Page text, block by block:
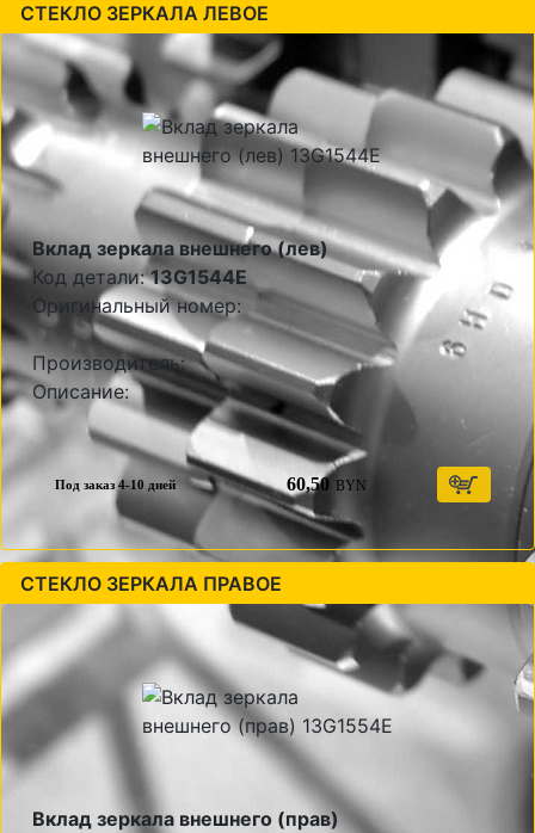
СТЕКЛО ЗЕРКАЛА ЛЕВОЕ
Вклад зеркала внешнего (лев)
Код детали:13G1544E
Оригинальный номер:
Производитель:
Описание:
Под заказ 4-10 дней 60,50 BYN
СТЕКЛО ЗЕРКАЛА ПРАВОЕ
Вклад зеркала внешнего (прав)